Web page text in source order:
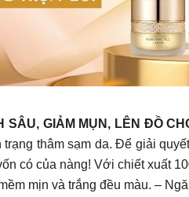
SÂU, GIẢM MỤN, LÊN ĐỒ
thâm sạm da. Để giải
có của nàng! Với chiết xuất
mịn và trắng đều màu. –